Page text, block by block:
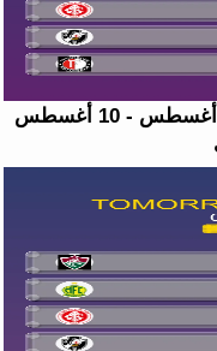
جدول مباريات هذا الأسبوع السبت 08 أغسطس - 10 أغسطس